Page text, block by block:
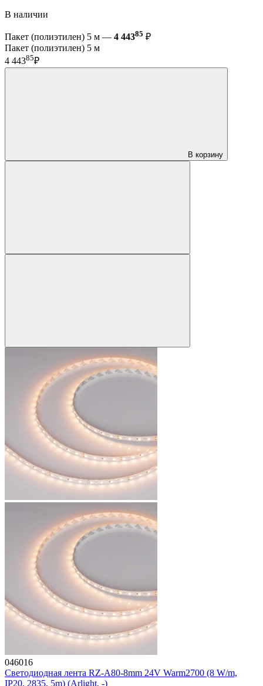
В наличии
Пакет (полиэтилен) 5 м — 4 44385 ₽
Пакет (полиэтилен) 5 м
4 44385₽
В корзину
046016
Светодиодная лента RZ-A80-8mm 24V Warm2700 (8 W/m,
IP20, 2835, 5m) (Arlight, -)